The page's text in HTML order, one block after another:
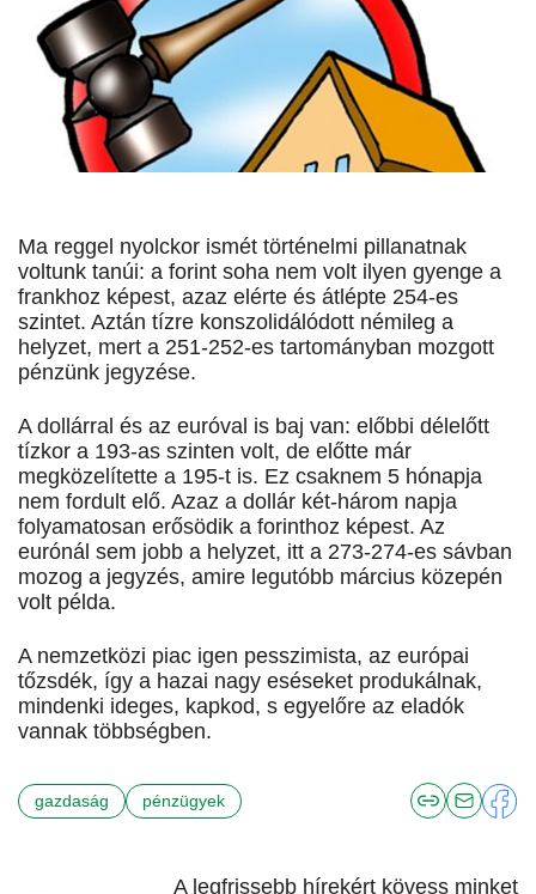
Ma reggel nyolckor ismét történelmi pillanatnak
voltunk tanúi: a forint soha nem volt ilyen gyenge a
frankhoz képest, azaz elérte és átlépte 254-es
szintet. Aztán tízre konszolidálódott némileg a
helyzet, mert a 251-252-es tartományban mozgott
pénzünk jegyzése.
A dollárral és az euróval is baj van: előbbi délelőtt
tízkor a 193-as szinten volt, de előtte már
megközelítette a 195-t is. Ez csaknem 5 hónapja
nem fordult elő. Azaz a dollár két-három napja
folyamatosan erősödik a forinthoz képest. Az
eurónál sem jobb a helyzet, itt a 273-274-es sávban
mozog a jegyzés, amire legutóbb március közepén
volt példa.
A nemzetközi piac igen pesszimista, az európai
tőzsdék, így a hazai nagy eséseket produkálnak,
mindenki ideges, kapkod, s egyelőre az eladók
vannak többségben.
gazdaság pénzügyek
A legfrissebb hírekért kövess minket